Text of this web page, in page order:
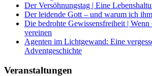
Der Versöhnungstag | Eine
Der leidende Gott – und warum ich
Die bedrohte Gewissensfreiheit | Wenn
vereinen
Agenten im Lichtgewand: Eine
Adventgeschichte
Veranstaltungen